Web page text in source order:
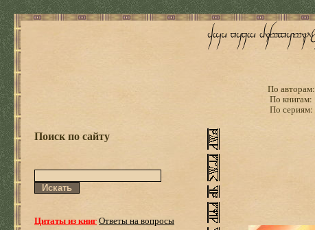
По авторам:
По книгам:
По сериям:
Поиск по сайту
Цитаты из книгОтветы на вопросы